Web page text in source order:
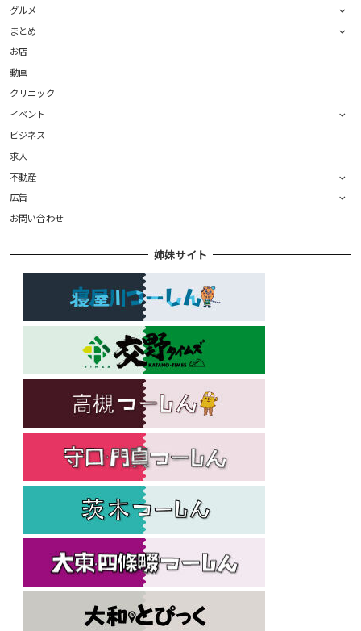
グルメ
まとめ
お店
動画
クリニック
イベント
ビジネス
求人
不動産
広告
お問い合わせ
姉妹サイト